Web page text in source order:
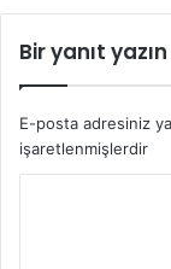
Bir yanıt yazın
E-posta adresiniz
işaretlenmişlerdir